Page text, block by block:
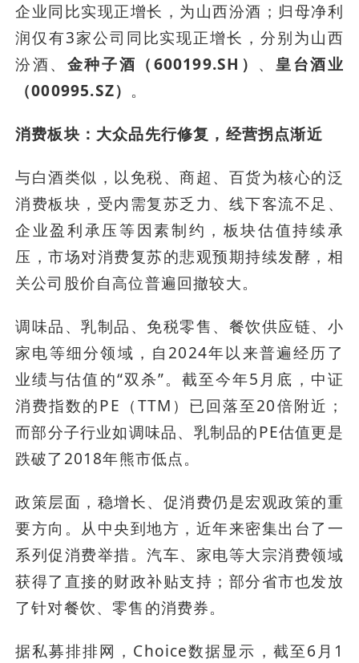
企业同比实现正增长，为山西汾酒；归母净利
润仅有3家公司同比实现正增长，分别为山西
汾酒、 金种子酒（600199.SH） 、 皇台酒业
（000995.SZ） 。
消费板块：大众品先行修复，经营拐点渐近
与白酒类似，以免税、商超、百货为核心的泛
消费板块，受内需复苏乏力、线下客流不足、
企业盈利承压等因素制约，板块估值持续承
压，市场对消费复苏的悲观预期持续发酵，相
关公司股价自高位普遍回撤较大。
调味品、乳制品、免税零售、餐饮供应链、小
家电等细分领域，自2024年以来普遍经历了
业绩与估值的“双杀”。截至今年5月底，中证
消费指数的PE（TTM）已回落至20倍附近；
而部分子行业如调味品、乳制品的PE估值更是
跌破了2018年熊市低点。
政策层面，稳增长、促消费仍是宏观政策的重
要方向。从中央到地方，近年来密集出台了一
系列促消费举措。汽车、家电等大宗消费领域
获得了直接的财政补贴支持；部分省市也发放
了针对餐饮、零售的消费券。
据私募排排网，Choice数据显示，截至6月1